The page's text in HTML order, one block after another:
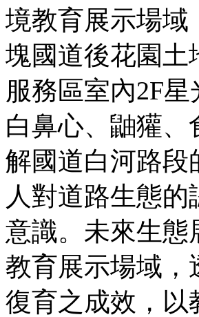
境教育展示場域
塊國道後花園土
服務區室內2F
白鼻心、鼬獾
解國道白河路段
人對道路生態
意識。未來生態
教育展示場域，
復育之成效，以